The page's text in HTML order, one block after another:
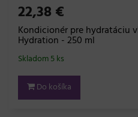
22,38 €
Kondicionér pre hydratáciu
Hydration - 250 ml
Skladom 5 ks
Do košíka